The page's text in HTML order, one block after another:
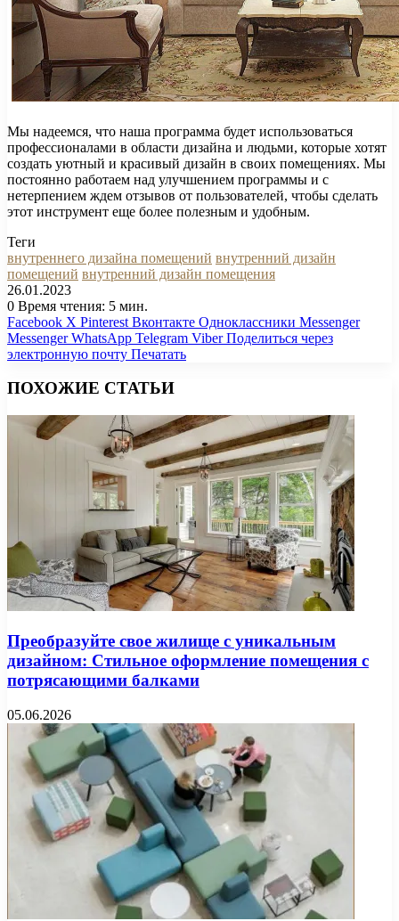
Мы надеемся, что наша программа будет использоваться
профессионалами в области дизайна и людьми, которые хотят
создать уютный и красивый дизайн в своих помещениях. Мы
постоянно работаем над улучшением программы и с
нетерпением ждем отзывов от пользователей, чтобы сделать
этот инструмент еще более полезным и удобным.
Теги
внутреннего дизайна помещений внутренний дизайн
помещений внутренний дизайн помещения
26.01.2023
0 Время чтения: 5 мин.
Facebook X Pinterest Вконтакте Одноклассники Messenger
Messenger WhatsApp Telegram Viber Поделиться через
электронную почту Печатать
ПОХОЖИЕ СТАТЬИ
Преобразуйте свое жилище с уникальным
дизайном: Стильное оформление помещения с
потрясающими балками
05.06.2026